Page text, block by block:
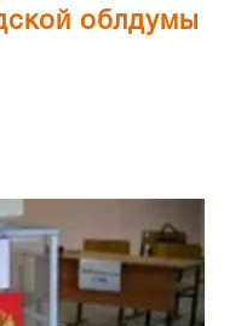
облдумы